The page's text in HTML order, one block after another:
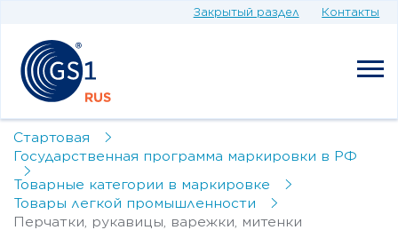
Закрытый раздел Контакты
Стартовая
Государственная программа маркировки в РФ
Товарные категории в маркировке
Товары легкой промышленности
Перчатки, рукавицы, варежки, митенки